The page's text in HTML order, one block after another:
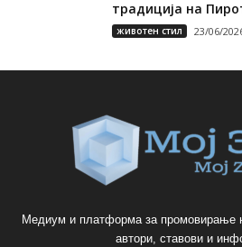
традиција на
животен стил 23/06/
Медиум и платформа за промовирање
автори, ставови и